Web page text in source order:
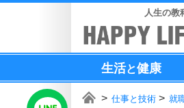
人生の教
生活と健康
仕事と技術 就